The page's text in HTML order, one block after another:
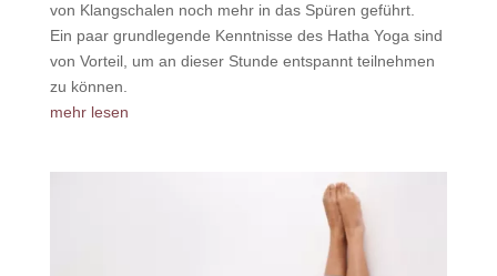
von Klangschalen noch mehr in das Spüren geführt.
Ein paar grundlegende Kenntnisse des Hatha Yoga sind
von Vorteil, um an dieser Stunde entspannt teilnehmen
zu können.
mehr lesen